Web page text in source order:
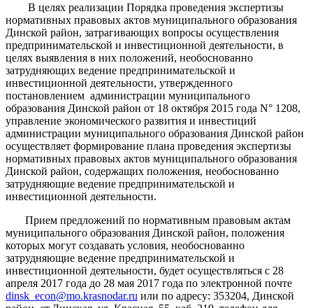
В целях реализации Порядка проведения экспертизы
нормативных правовых актов муниципального образования
Динской район, затрагивающих вопросы осуществления
предпринимательской и инвестиционной деятельности, в
целях выявления в них положений, необоснованно
затрудняющих ведение предпринимательской и
инвестиционной деятельности, утвержденного
постановлением администрации муниципального
образования Динской район от 18 октября 2015 года N° 1208,
управление экономического развития и инвестиций
администрации муниципального образования Динской район
осуществляет формирование плана проведения экспертизы
нормативных правовых актов муниципального образования
Динской район, содержащих положения, необоснованно
затрудняющие ведение предпринимательской и
инвестиционной деятельности.
Прием предложений по нормативным правовым актам
муниципального образования Динской район, положения
которых могут создавать условия, необоснованно
затрудняющие ведение предпринимательской и
инвестиционной деятельности, будет осуществляться с 28
апреля 2017 года до 28 мая 2017 года по электронной почте
dinsk_econ@mo.krasnodar.ru или по адресу: 353204, Динской